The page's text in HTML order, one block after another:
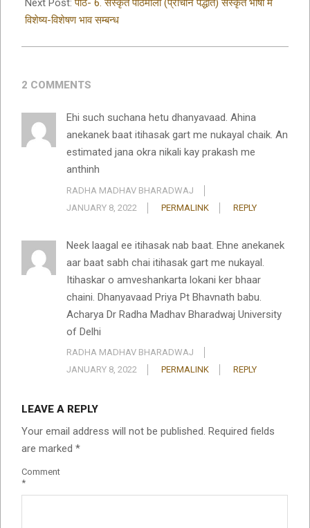
Next Post:पाठ- 6. संस्कृत पाठमाला (प्राचीन पद्धति) संस्कृत भाषा में
विशेष्य-विशेषण भाव सम्बन्ध
2 COMMENTS
Ehi such suchana hetu dhanyavaad. Ahina
anekanek baat itihasak gart me nukayal chaik. An
estimated jana okra nikali kay prakash me
anthinh
RADHA MADHAV BHARADWAJ
JANUARY 8, 2022
PERMALINK REPLY
Neek laagal ee itihasak nab baat. Ehne anekanek
aar baat sabh chai itihasak gart me nukayal.
Itihaskar o amveshankarta lokani ker bhaar
chaini. Dhanyavaad Priya Pt Bhavnath babu.
Acharya Dr Radha Madhav Bharadwaj University
of Delhi
RADHA MADHAV BHARADWAJ
JANUARY 8, 2022
PERMALINK REPLY
LEAVE A REPLY
Your email address will not be published. Required fields
are marked *
Comment
*